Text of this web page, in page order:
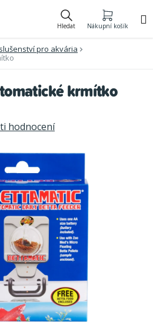
Hledat Nákupní košík
pro akvária
krmítko
hodnocení